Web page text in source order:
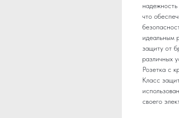
что
идеальным
защиту от
различных
Розетка с
Класс
своего